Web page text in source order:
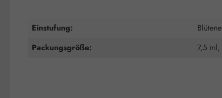
Einstufung:
Packungsgröße:
7,5